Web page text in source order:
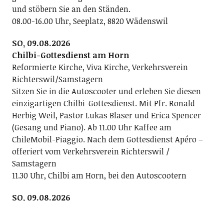
und stöbern Sie an den Ständen.
08.00-16.00 Uhr, Seeplatz, 8820 Wädenswil
SO, 09.08.2026
Chilbi-Gottesdienst am Horn
Reformierte Kirche, Viva Kirche, Verkehrsverein
Richterswil/Samstagern
Sitzen Sie in die Autoscooter und erleben Sie diesen
einzigartigen Chilbi-Gottesdienst. Mit Pfr. Ronald
Herbig Weil, Pastor Lukas Blaser und Erica Spencer
(Gesang und Piano). Ab 11.00 Uhr Kaffee am
ChileMobil-Piaggio. Nach dem Gottesdienst Apéro –
offeriert vom Verkehrsverein Richterswil /
Samstagern
11.30 Uhr, Chilbi am Horn, bei den Autoscootern
SO, 09.08.2026